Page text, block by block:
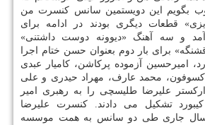
بگویم این دویستمین سانس كنسرت من
قطعات دیگری بودند در ادامه برای
و سه آهنگ «دیوونه دوست داشتنی»
برای بار دوم بعنوان حسن ختام اجرا
امیرحسین آزموده پركاشن، كامیار عبدی
محمد عارف، مهراد حیدری و علی
علیرضا طلیسچی را به رهبری امیر
كیبورد تشكیل می دادند. كنسرت علیرضا
۲۹ مرداد سال جاری طی دو سانس به همت موسسه